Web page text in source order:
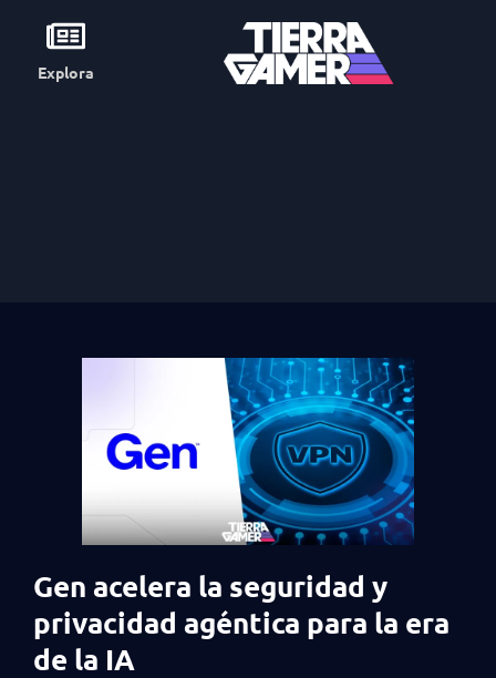
Explora
Gen acelera la seguridad y
privacidad agéntica para la era
de la IA